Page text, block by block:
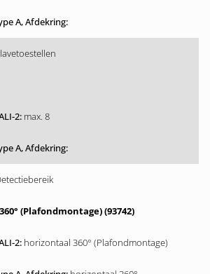
max. 8
(Plafondmontage) (93742)
horizontaal 360° (Plafondmontage)